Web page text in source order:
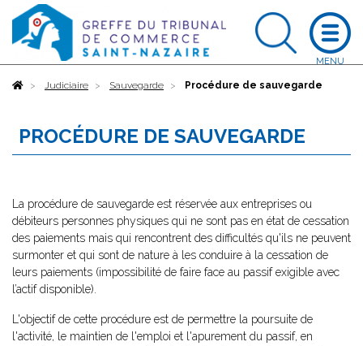
AccueilJudiciaire Sauvegarde Procédure de sauvegarde
PROCÉDURE DE SAUVEGARDE
La procédure de sauvegarde est réservée aux entreprises ou
débiteurs personnes physiques qui ne sont pas en état de cessation
des paiements mais qui rencontrent des difficultés qu'ils ne peuvent
surmonter et qui sont de nature à les conduire à la cessation de
leurs paiements (impossibilité de faire face au passif exigible avec
l’actif disponible).
L'objectif de cette procédure est de permettre la poursuite de
l'activité, le maintien de l'emploi et l'apurement du passif, en